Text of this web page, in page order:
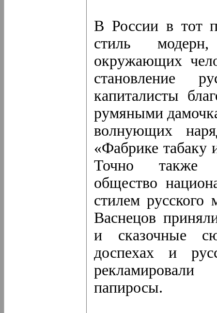
В России в тот
стиль
окружающих
становление
капиталисты
румяными
волнующих
«Фабрике табаку
Точно также
общество
стилем
Васнецов
и сказочные
доспехах и
папиросы.